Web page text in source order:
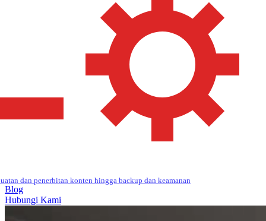
dan penerbitan konten hingga backup dan keamanan
Blog
Hubungi Kami